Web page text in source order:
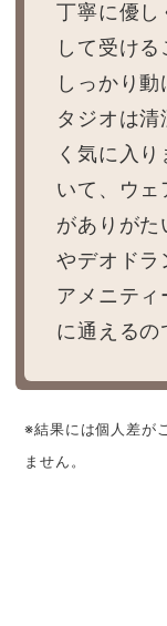
丁寧に優し
して受け
しっかり
タジオは
く気に入
いて、ウェ
がありがた
やデオドラ
アメニティ
に通えるの
※結果には個人差が
ません。